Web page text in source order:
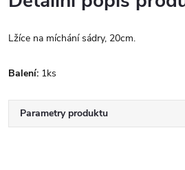
Lžíce na míchání sádry, 20cm.
Balení: 1ks
Parametry produktu